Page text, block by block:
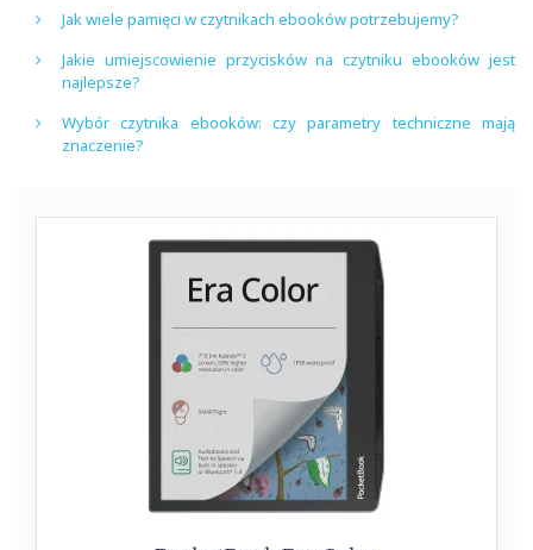
Jak wiele pamięci w czytnikach ebooków potrzebujemy?
Jakie umiejscowienie przycisków na czytniku ebooków jest
najlepsze?
Wybór czytnika ebooków: czy parametry techniczne mają
znaczenie?